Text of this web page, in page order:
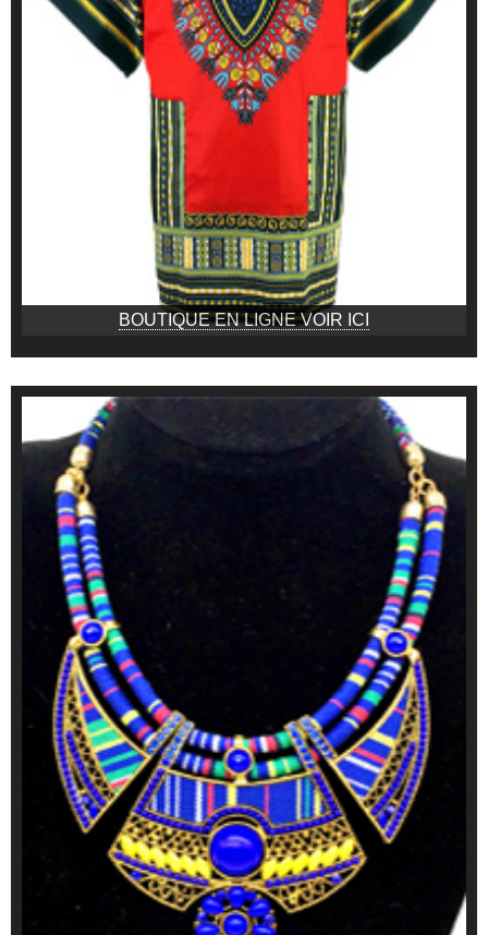
BOUTIQUE EN LIGNE VOIR ICI